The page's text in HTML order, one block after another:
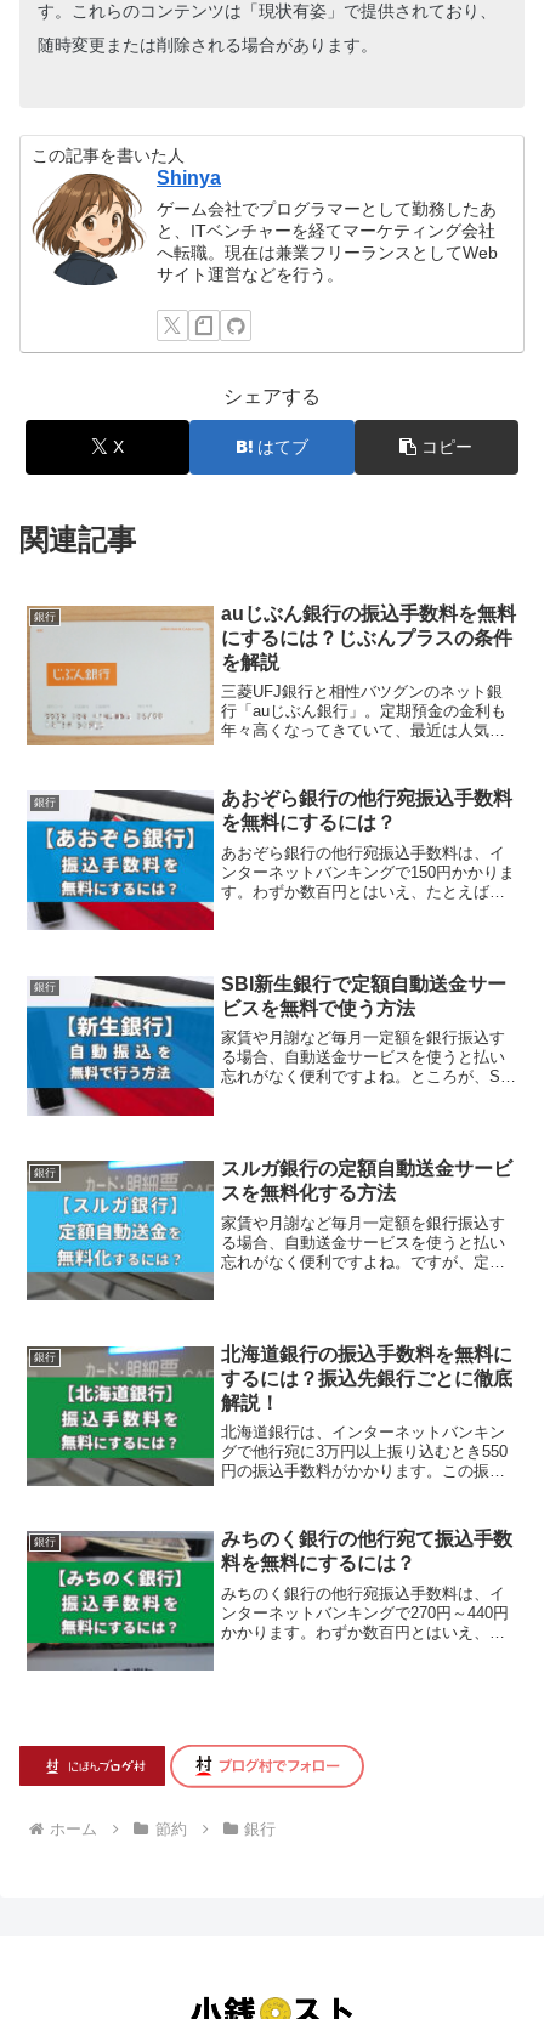
す。これらのコンテンツは「現状有姿」で提供されており、
随時変更または削除される場合があります。
この記事を書いた人
Shinya
ゲーム会社でプログラマーとして勤務したあ
と、ITベンチャーを経てマーケティング会社
へ転職。現在は兼業フリーランスとしてWeb
サイト運営などを行う。
シェアする
X はてブ コピー
関連記事
銀行
auじぶん銀行の振込手数料を無料
にするには？じぶんプラスの条件
を解説
三菱UFJ銀行と相性バツグンのネット銀
行「auじぶん銀行」。定期預金の金利も
年々高くなってきていて、最近は人気が
銀行
あおぞら銀行の他行宛振込手数料
を無料にするには？
あおぞら銀行の他行宛振込手数料は、イ
ンターネットバンキングで150円かかりま
す。わずか数百円とはいえ、たとえば毎
銀行
SBI新生銀行で定額自動送金サー
ビスを無料で使う方法
家賃や月謝など毎月一定額を銀行振込す
る場合、自動送金サービスを使うと払い
忘れがなく便利ですよね。ところが、SBI
銀行
スルガ銀行の定額自動送金サービ
スを無料化する方法
家賃や月謝など毎月一定額を銀行振込す
る場合、自動送金サービスを使うと払い
忘れがなく便利ですよね。ですが、定額
銀行
北海道銀行の振込手数料を無料に
するには？振込先銀行ごとに徹底
解説！
北海道銀行は、インターネットバンキン
グで他行宛に3万円以上振り込むとき550
円の振込手数料がかかります。この振込
銀行
みちのく銀行の他行宛て振込手数
料を無料にするには？
みちのく銀行の他行宛振込手数料は、イ
ンターネットバンキングで270円～440円
かかります。わずか数百円とはいえ、毎
ホーム 節約 銀行